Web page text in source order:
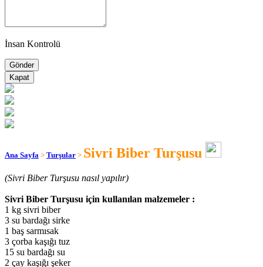
İnsan Kontrolü
Kapat
Ana Sayfa > Turşular > Sivri Biber Turşusu
(Sivri Biber Turşusu nasıl yapılır)
Sivri Biber Turşusu için kullanılan malzemeler :
1 kg sivri biber
3 su bardağı sirke
1 baş sarmısak
3 çorba kaşığı tuz
15 su bardağı su
2 çay kaşığı şeker